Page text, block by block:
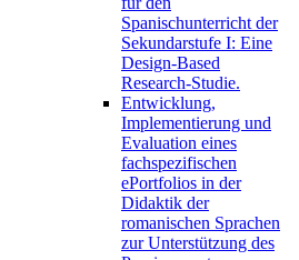
Spanischunterricht der
Sekundarstufe I: Eine
Design-Based
Research-Studie.
Entwicklung,
Implementierung und
Evaluation eines
fachspezifischen
ePortfolios in der
Didaktik der
romanischen Sprachen
zur Unterstützung des